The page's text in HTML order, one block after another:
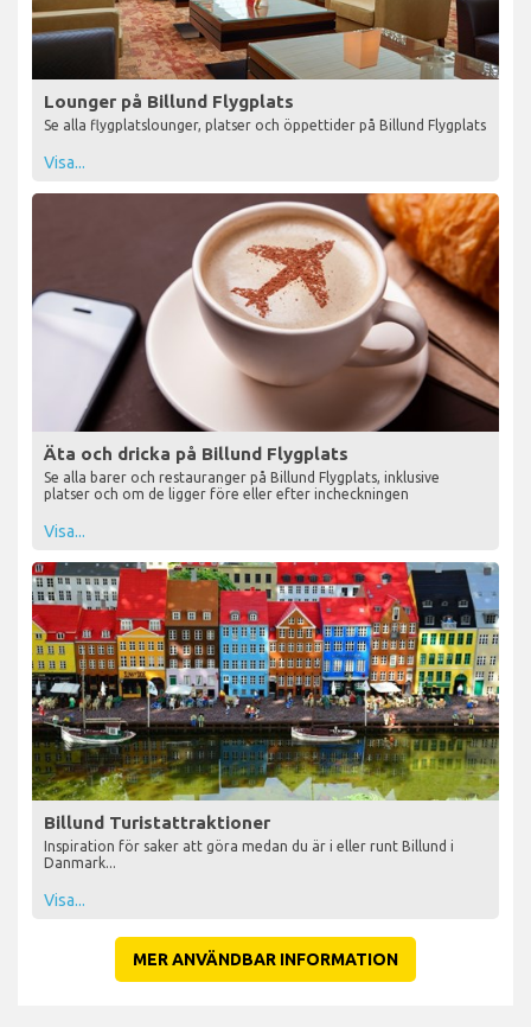
Lounger på Billund Flygplats
Se alla flygplatslounger, platser och öppettider på Billund Flygplats
Visa...
Äta och dricka på Billund Flygplats
Se alla barer och restauranger på Billund Flygplats, inklusive
platser och om de ligger före eller efter incheckningen
Visa...
Billund Turistattraktioner
Inspiration för saker att göra medan du är i eller runt Billund i
Danmark...
Visa...
MER ANVÄNDBAR INFORMATION